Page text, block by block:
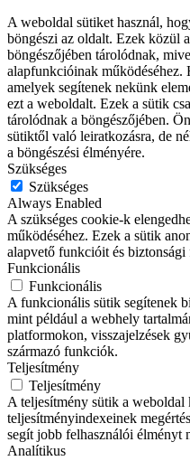
A weboldal sütiket használ,
böngészi az oldalt. Ezek közül
böngészőjében tárolódnak,
alapfunkcióinak működéséhez.
amelyek segítenek nekünk
ezt a weboldalt. Ezek a sütik
tárolódnak a böngészőjében.
sütiktől való leiratkozásra, de
a böngészési élményére.
Szükséges
Szükséges
Always Enabled
A szükséges cookie-k
működéséhez. Ezek a sütik
alapvető funkcióit és
Funkcionális
Funkcionális
A funkcionális sütik segítenek
mint például a webhely
platformokon, visszajelzések
származó funkciók.
Teljesítmény
Teljesítmény
A teljesítmény sütik a weboldal
teljesítményindexeinek
segít jobb felhasználói élményt
Analítikus